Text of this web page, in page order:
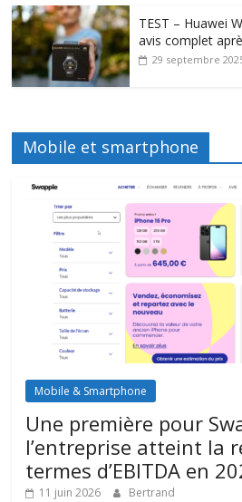
TEST – Huawei
avis complet
29 septembre
Mobile et smartphone
Mobile & Smartphone
Une première pour
l’entreprise atteint la
termes d’EBITDA en
11 juin 2026 Bertrand